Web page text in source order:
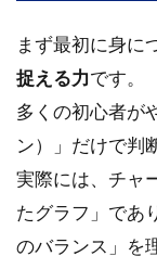
まず最初に身に
捉える力です。
多くの初心者が
ン）」だけで判
実際には、チャ
たグラフ」であ
のバランス」を